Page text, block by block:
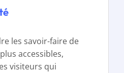
les savoir-faire de
accessibles,
visiteurs qui